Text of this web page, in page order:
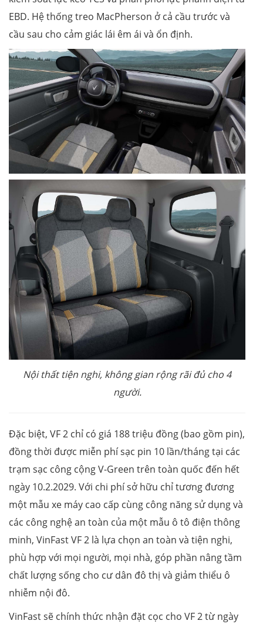
EBD. Hệ thống treo MacPherson ở cả cầu trước và
cầu sau cho cảm giác lái êm ái và ổn định.
Nội thất tiện nghi, không gian rộng rãi đủ cho 4
người.
Đặc biệt, VF 2 chỉ có giá 188 triệu đồng (bao gồm pin),
đồng thời được miễn phí sạc pin 10 lần/tháng tại các
trạm sạc công cộng V-Green trên toàn quốc đến hết
ngày 10.2.2029. Với chi phí sở hữu chỉ tương đương
một mẫu xe máy cao cấp cùng công năng sử dụng và
các công nghệ an toàn của một mẫu ô tô điện thông
minh, VinFast VF 2 là lựa chọn an toàn và tiện nghi,
phù hợp với mọi người, mọi nhà, góp phần nâng tầm
chất lượng sống cho cư dân đô thị và giảm thiểu ô
nhiễm nội đô.
VinFast sẽ chính thức nhận đặt cọc cho VF 2 từ ngày